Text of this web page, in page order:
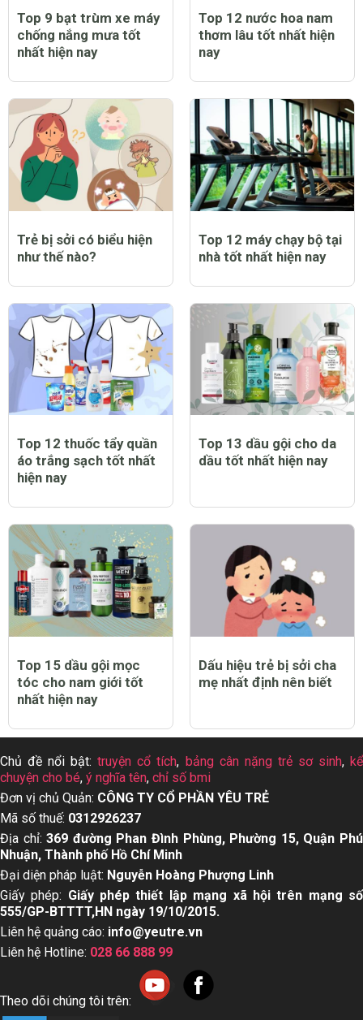
Top 9 bạt trùm xe máy
chống nắng mưa tốt
nhất hiện nay
Top 12 nước hoa nam
thơm lâu tốt nhất hiện
nay
Trẻ bị sởi có biểu hiện
như thế nào?
Top 12 máy chạy bộ tại
nhà tốt nhất hiện nay
Top 12 thuốc tẩy quần
áo trắng sạch tốt nhất
hiện nay
Top 13 dầu gội cho da
dầu tốt nhất hiện nay
Top 15 dầu gội mọc
tóc cho nam giới tốt
nhất hiện nay
Dấu hiệu trẻ bị sởi cha
mẹ nhất định nên biết
Chủ đề nổi bật:truyện cổ tích, bảng cân nặng trẻ sơ sinh,kể
chuyện cho bé, ý nghĩa tên, chỉ số bmi
Đơn vị chủ Quản: CÔNG TY CỔ PHẦN YÊU TRẺ
Mã số thuế: 0312926237
Địa chỉ:369 đường Phan Đình Phùng, Phường 15, Quận Phú
Nhuận, Thành phố Hồ Chí Minh
Đại diện pháp luật: Nguyễn Hoàng Phượng Linh
Giấy phép: Giấy phép thiết lập mạng xã hội trên mạng số
555/GP-BTTTT,HN ngày 19/10/2015.
Liên hệ quảng cáo: info@yeutre.vn
Liên hệ Hotline: 028 66 888 99
Theo dõi chúng tôi trên: